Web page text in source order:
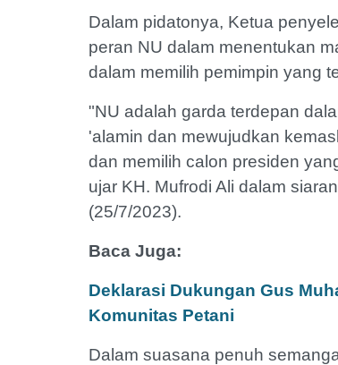
Dalam pidatonya, Ketua
peran NU dalam menentukan
dalam memilih pemimpin yang
"NU adalah garda terdepan
'alamin dan mewujudkan
dan memilih calon presiden
ujar KH. Mufrodi Ali dalam
(25/7/2023).
Baca Juga:
Deklarasi Dukungan Gus
Komunitas Petani
Dalam suasana penuh